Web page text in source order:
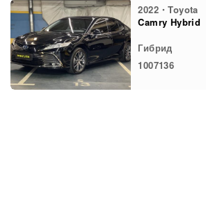
2022・Toyota
Camry Hybrid
Гибрид
1007136